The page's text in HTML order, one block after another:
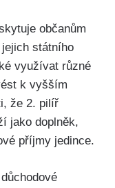
občanům
státního
využívat různé
k vyšším
že 2. pilíř
jako doplněk,
příjmy jedince.